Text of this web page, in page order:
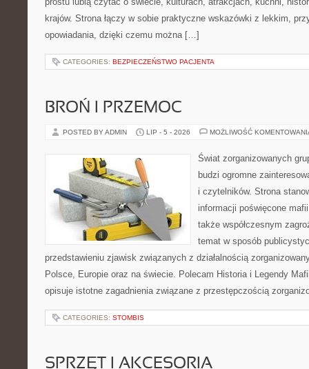
krajów. Strona łączy w sobie praktyczne wskazówki z lekkim,
opowiadania, dzięki czemu można […]
CATEGORIES: BEZPIECZEŃSTWO PACJENTA
BROŃ I PRZEMOC
POSTED BY ADMIN LIP - 5 - 2026 MOŻLIWOŚĆ
Świat zorganizowanych
budzi ogromne
i czytelników. Strona
informacji poświęcone
także współczesnym
temat w sposób
przedstawieniu zjawisk związanych z działalnością
Polsce, Europie oraz na świecie. Polecam Historia i Legendy
opisuje istotne zagadnienia związane z przestępczością
CATEGORIES: STOMBIS
SPRZĘT I AKCESORIA